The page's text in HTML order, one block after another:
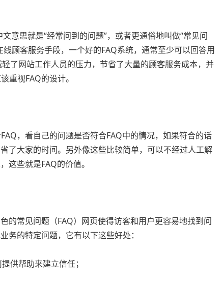
思就是“经常问到的问题”，或者更通俗地叫做“常见问
顾客服务手段，一个好的FAQ系统，通常至少可以回答用
了网站工作人员的压力，节省了大量的顾客服务成本，并
重视FAQ的设计。
，看自己的问题是否符合FAQ中的情况，如果符合的话
了大家的时间。另外像这些比较简单，可以不经过人工解
这些就是FAQ的价值。
的常见问题（FAQ）网页使得访客和用户更容易地找到问
务的特定问题，它有以下这些好处：
供帮助来建立信任；